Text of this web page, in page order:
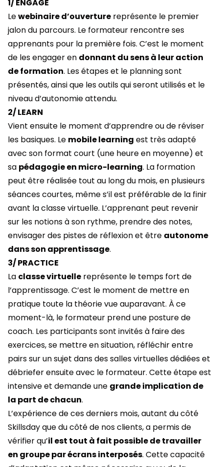
1/ ENGAGE
Lewebinaire d’ouverture représente le premier
jalon du parcours. Le formateur rencontre ses
apprenants pour la première fois. C’est le moment
de les engager en donnant du sens à leur action
de formation. Les étapes et le planning sont
présentés, ainsi que les outils qui seront utilisés et le
niveau d’autonomie attendu.
2/ LEARN
Vient ensuite le moment d’apprendre ou de réviser
les basiques. Le mobile learning est très adapté
avec son format court (une heure en moyenne) et
sa pédagogie en micro-learning. La formation
peut être réalisée tout au long du mois, en plusieurs
séances courtes, même s’il est préférable de la finir
avant la classe virtuelle. L’apprenant peut revenir
sur les notions à son rythme, prendre des notes,
envisager des pistes de réflexion et être autonome
dans son apprentissage.
3/ PRACTICE
La classe virtuelle représente le temps fort de
l’apprentissage. C’est le moment de mettre en
pratique toute la théorie vue auparavant. À ce
moment-là, le formateur prend une posture de
coach. Les participants sont invités à faire des
exercices, se mettre en situation, réfléchir entre
pairs sur un sujet dans des salles virtuelles dédiées et
débriefer ensuite avec le formateur. Cette étape est
intensive et demande une grande implication de
la part de chacun.
L’expérience de ces derniers mois, autant du côté
Skillsday que du côté de nos clients, a permis de
vérifier qu’il est tout à fait possible de travailler
en groupe par écrans interposés. Cette capacité